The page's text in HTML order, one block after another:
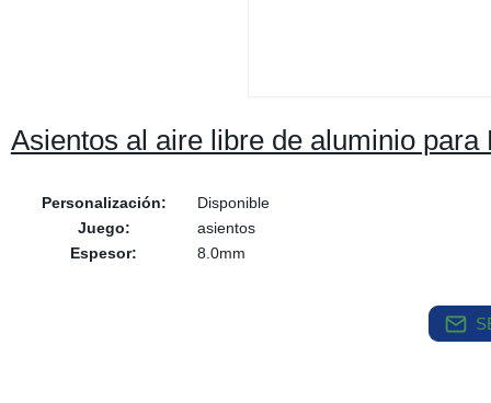
Asientos al aire libre de aluminio
Personalización:
Disponible
Juego:
asientos
Espesor:
8.0mm